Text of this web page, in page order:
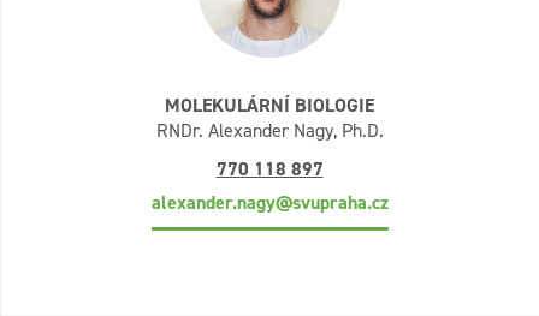
MOLEKULÁRNÍ BIOLOGIE
RNDr. Alexander Nagy, Ph.D.
770 118 897
alexander.nagy@svupraha.cz